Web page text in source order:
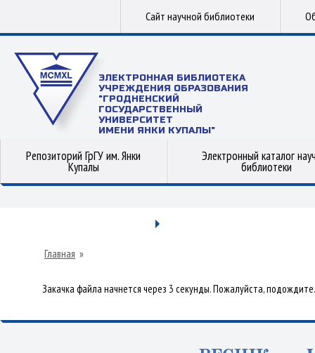
Сайт научной библиотеки
ЭЛЕКТРОННАЯ БИБЛИОТЕКА
УЧРЕЖДЕНИЯ ОБРАЗОВАНИЯ
"ГРОДНЕНСКИЙ
ГОСУДАРСТВЕННЫЙ
УНИВЕРСИТЕТ
ИМЕНИ ЯНКИ КУПАЛЫ"
Репозиторий ГрГУ им. Янки
Купалы
Электронный каталог
библиотеки
Главная »
Закачка файла начнется через 3 секунды. Пожалуйста, подождите.